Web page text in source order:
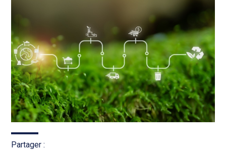
Partager :